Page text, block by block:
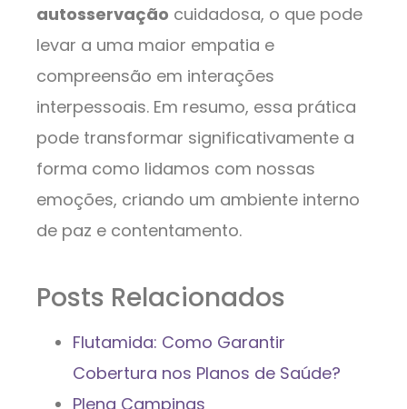
autosservação cuidadosa, o que pode
levar a uma maior empatia e
compreensão em interações
interpessoais. Em resumo, essa prática
pode transformar significativamente a
forma como lidamos com nossas
emoções, criando um ambiente interno
de paz e contentamento.
Posts Relacionados
Flutamida: Como Garantir
Cobertura nos Planos de Saúde?
Plena Campinas